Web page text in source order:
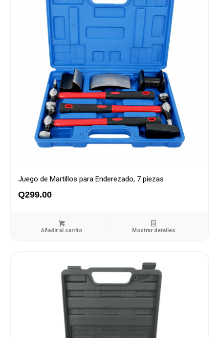
Juego de Martillos para Enderezado, 7 piezas
Q299.00
Añadir al carrito Mostrar detalles